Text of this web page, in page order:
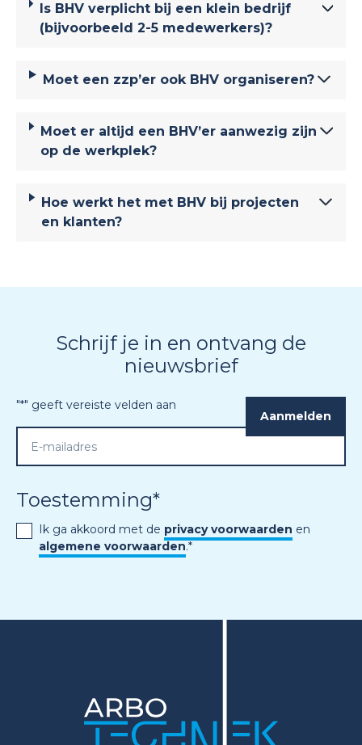
Is BHV verplicht bij een klein bedrijf
(bijvoorbeeld 2-5 medewerkers)?
Moet een zzp’er ook BHV organiseren?
Moet er altijd een BHV’er aanwezig zijn
op de werkplek?
Hoe werkt het met BHV bij projecten
en klanten?
Schrijf je in en ontvang de
nieuwsbrief
"*" geeft vereiste velden aan
Toestemming*
Ik ga akkoord met de privacy voorwaarden en
algemene voorwaarden.*